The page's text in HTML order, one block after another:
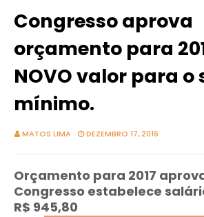
Congresso aprova
orçamento para
NOVO valor para o
mínimo.
MATOS LIMA DEZEMBRO 17, 2016
Orçamento para 2017
Congresso estabelece
R$ 945,80